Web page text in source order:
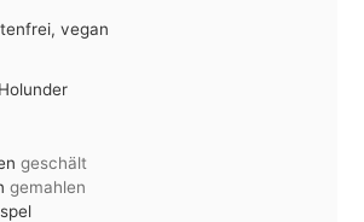
vegan
geschält
gemahlen